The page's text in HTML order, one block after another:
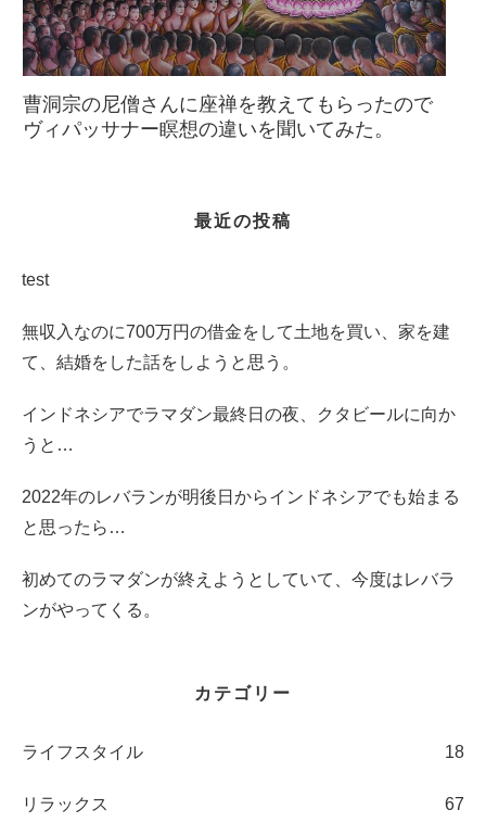
曹洞宗の尼僧さんに座禅を教えてもらったので
ヴィパッサナー瞑想の違いを聞いてみた。
最近の投稿
test
無収入なのに700万円の借金をして土地を買い、家を建
て、結婚をした話をしようと思う。
インドネシアでラマダン最終日の夜、クタビールに向か
うと…
2022年のレバランが明後日からインドネシアでも始まる
と思ったら…
初めてのラマダンが終えようとしていて、今度はレバラ
ンがやってくる。
カテゴリー
ライフスタイル 18
リラックス 67